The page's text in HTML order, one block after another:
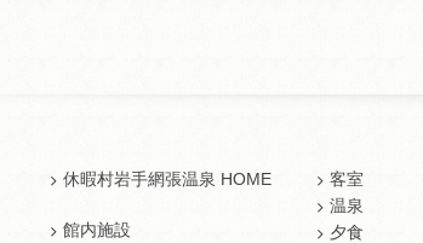
休暇村岩手網張温泉 HOME
館内施設
客室
温泉
夕食